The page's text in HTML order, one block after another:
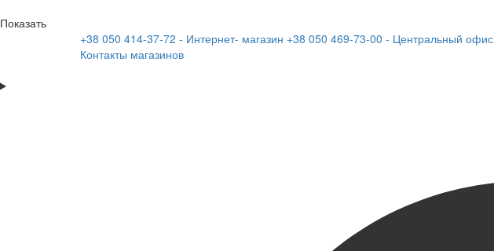
Показать
+38 050 414-37-72 - Интернет- магазин +38 050 469-73-00 - Центральный офис
Контакты магазинов